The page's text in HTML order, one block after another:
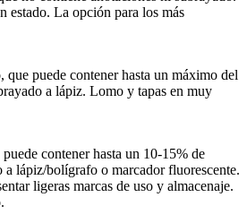
estado. La opción para los más
puede contener hasta un máximo del
a lápiz. Lomo y tapas en muy
contener hasta un 10-15% de
a lápiz/bolígrafo o marcador fluorescente.
ligeras marcas de uso y almacenaje.